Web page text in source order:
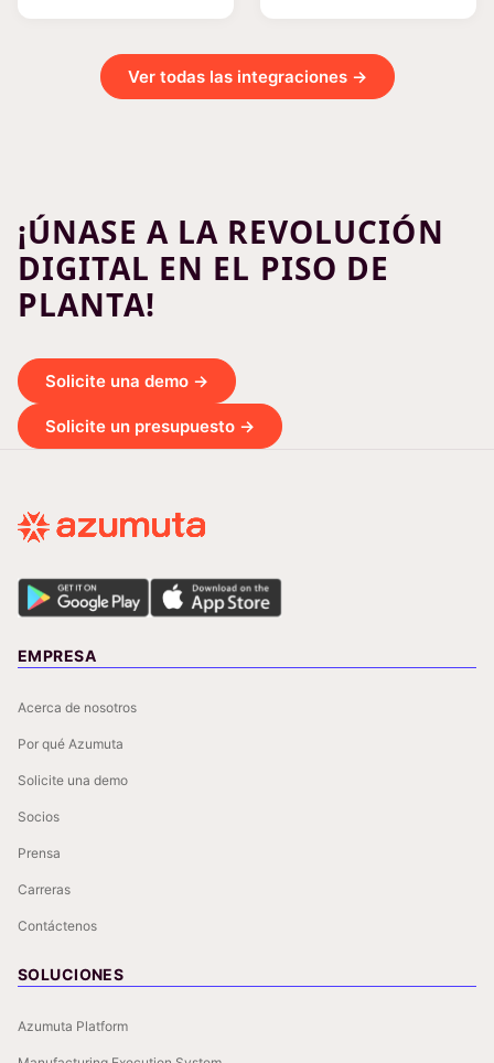
Ver todas las integraciones →
¡ÚNASE A LA REVOLUCIÓN
DIGITAL EN EL PISO DE
PLANTA!
Solicite una demo →
Solicite un presupuesto →
EMPRESA
Acerca de nosotros
Por qué Azumuta
Solicite una demo
Socios
Prensa
Carreras
Contáctenos
SOLUCIONES
Azumuta Platform